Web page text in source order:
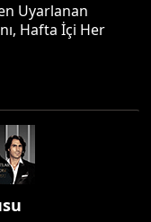
Uyarlanan
Hafta İçi Her